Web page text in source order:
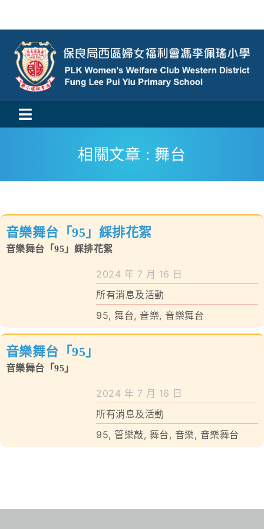
content
Toggle
Navigation
校風及學生支援
對外聯繫
聯絡我們
相關文章 : 舞台
音樂舞台「95」綵排花絮
音樂舞台「95」綵排花絮
2024 年 7 月 16 日
所有消息及活動
95,舞台, 音樂, 音樂舞台
音樂舞台「95」
音樂舞台「95」
2024 年 7 月 16 日
所有消息及活動
95, 管樂敲, 舞台, 音樂, 音樂舞台